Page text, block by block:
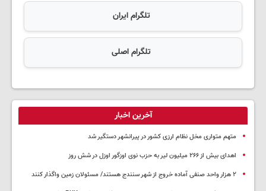
تلگرام ایران
تلگرام اصلی
آخرین اخبار
متهم متواری مخل نظام ارزی کشور در پیرانشهر دستگیر شد
اهدای بیش از ۲۶۶ میلیون لیر به حزب نوی اوزگور اوزل در شش روز
۲ هزار واحد صنفی آماده خروج از شهر سنندج هستند/ مسئولان زمین واگذار کنند